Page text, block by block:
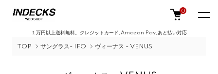
１万円以上送料無料。クレジットカード,Amazon Pay,あと払い対応
0
TOP サングラス- IFO ヴィーナス - VENUS